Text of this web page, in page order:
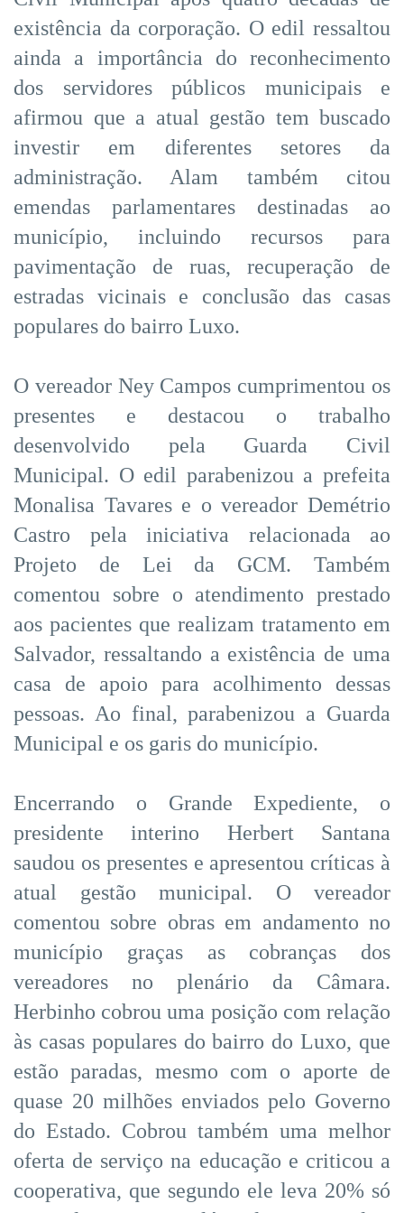
existência da corporação. O edil ressaltou
ainda a importância do reconhecimento
dos servidores públicos municipais e
afirmou que a atual gestão tem buscado
investir em diferentes setores da
administração. Alam também citou
emendas parlamentares destinadas ao
município, incluindo recursos para
pavimentação de ruas, recuperação de
estradas vicinais e conclusão das casas
populares do bairro Luxo.
O vereador Ney Campos cumprimentou os
presentes e destacou o trabalho
desenvolvido pela Guarda Civil
Municipal. O edil parabenizou a prefeita
Monalisa Tavares e o vereador Demétrio
Castro pela iniciativa relacionada ao
Projeto de Lei da GCM. Também
comentou sobre o atendimento prestado
aos pacientes que realizam tratamento em
Salvador, ressaltando a existência de uma
casa de apoio para acolhimento dessas
pessoas. Ao final, parabenizou a Guarda
Municipal e os garis do município.
Encerrando o Grande Expediente, o
presidente interino Herbert Santana
saudou os presentes e apresentou críticas à
atual gestão municipal. O vereador
comentou sobre obras em andamento no
município graças as cobranças dos
vereadores no plenário da Câmara.
Herbinho cobrou uma posição com relação
às casas populares do bairro do Luxo, que
estão paradas, mesmo com o aporte de
quase 20 milhões enviados pelo Governo
do Estado. Cobrou também uma melhor
oferta de serviço na educação e criticou a
cooperativa, que segundo ele leva 20% só